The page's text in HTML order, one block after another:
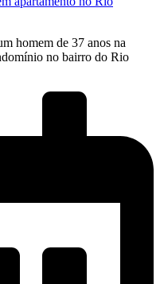
homem de 37 anos na
no bairro do Rio